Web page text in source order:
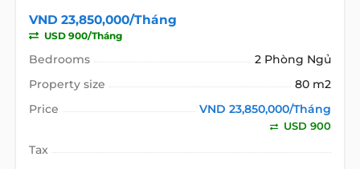
VND 23,850,000/Tháng
USD 900/Tháng
Bedrooms
2 Phòng Ngủ
Property size
80 m2
Price
VND 23,850,000/Tháng
USD 900
Tax